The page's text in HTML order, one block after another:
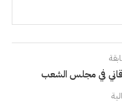
في مجلس الشعب